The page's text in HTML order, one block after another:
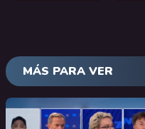
MÁS PARA VER